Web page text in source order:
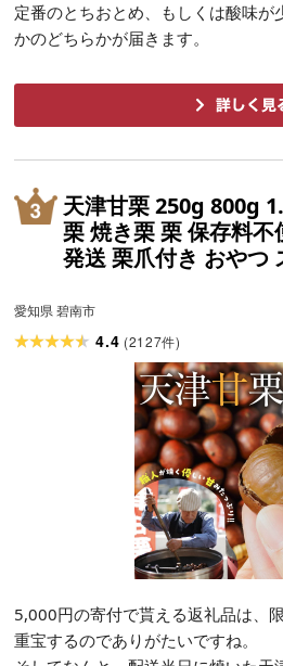
定番のとちおとめ、もしくは酸味が
かのどちらかが届きます。
天津甘栗 250g 800g
栗 焼き栗 栗 保存料
発送 栗爪付き おやつ
愛知県 碧南市
4.4 (2127件)
5,000円の寄付で貰える返礼品は、
重宝するのでありがたいですね。